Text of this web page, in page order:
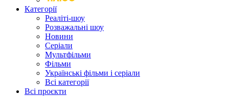
Категорії
Реаліті-шоу
Розважальні шоу
Новини
Серіали
Мультфільми
Фільми
Українські фільми і серіали
Всі категорії
Всі проєкти